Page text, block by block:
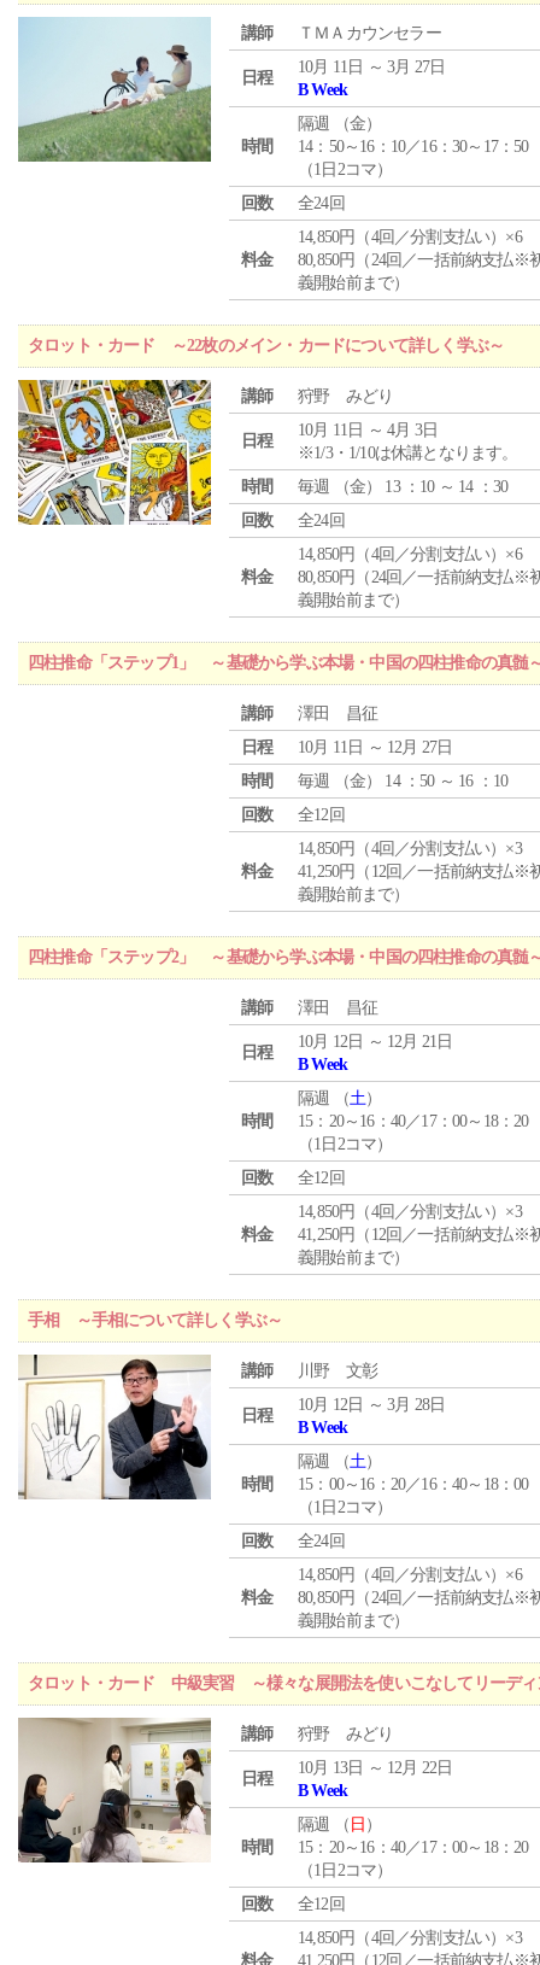
講師 ＴＭＡカウンセラー
日程
10月 11日 ～ 3月 27日
B Week
時間
隔週 （金）
14：50～16：10／16：30～17：50
（1日2コマ）
回数
全24回
料金
14,850円（4回／分割支払い）×6
80,850円（24回／一括前納支払※
義開始前まで）
タロット・カード ～22枚のメイン・カードについて詳しく学ぶ～
講師 狩野 みどり
日程
10月 11日 ～ 4月 3日
※1/3・1/10は休講となります。
時間
毎週 （金） 13 ：10 ～ 14 ：30
回数
全24回
料金
14,850円（4回／分割支払い）×6
80,850円（24回／一括前納支払※
義開始前まで）
四柱推命「ステップ1」 ～基礎から学ぶ本場・中国の四柱推命の真髄
講師
澤田 昌征
日程
10月 11日 ～ 12月 27日
時間
毎週 （金） 14 ：50 ～ 16 ：10
回数
全12回
料金
14,850円（4回／分割支払い）×3
41,250円（12回／一括前納支払※
義開始前まで）
四柱推命「ステップ2」 ～基礎から学ぶ本場・中国の四柱推命の真髄
講師 澤田 昌征
日程
10月 12日 ～ 12月 21日
B Week
時間
隔週 （土）
15：20～16：40／17：00～18：20
（1日2コマ）
回数
全12回
料金
14,850円（4回／分割支払い）×3
41,250円（12回／一括前納支払※
義開始前まで）
手相 ～手相について詳しく学ぶ～
講師 川野 文彰
日程
10月 12日 ～ 3月 28日
B Week
時間
隔週 （土）
15：00～16：20／16：40～18：00
（1日2コマ）
回数
全24回
料金
14,850円（4回／分割支払い）×6
80,850円（24回／一括前納支払※
義開始前まで）
タロット・カード 中級実習 ～様々な展開法を使いこなしてリーディ
講師 狩野 みどり
日程
10月 13日 ～ 12月 22日
B Week
時間
隔週 （ 日 ）
15：20～16：40／17：00～18：20
（1日2コマ）
回数
全12回
料金
14,850円（4回／分割支払い）×3
41,250円（12回／一括前納支払※